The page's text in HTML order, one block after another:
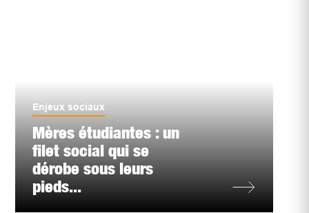
Enjeux sociaux
Mères étudiantes : un
filet social qui se
dérobe sous leurs
pieds...